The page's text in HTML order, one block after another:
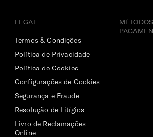
LEGAL
Termos & Condições
Política de Privacidade
Política de Cookies
Configurações de Cookies
Segurança e Fraude
Resolução de Litígios
Livro de Reclamações
Online